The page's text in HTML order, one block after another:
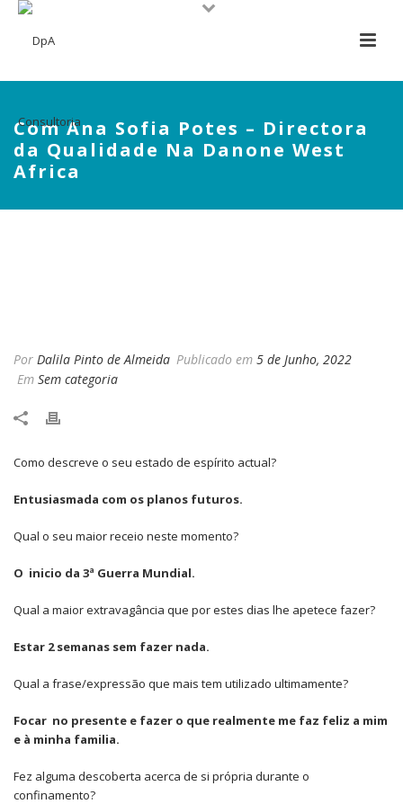
Com Ana Sofia Potes – Directora
da Qualidade Na Danone West
Africa
Por Dalila Pinto de Almeida Publicado em 5 de Junho, 2022
Em Sem categoria
Como descreve o seu estado de espírito actual?
Entusiasmada com os planos futuros.
Qual o seu maior receio neste momento?
O inicio da 3ª Guerra Mundial.
Qual a maior extravagância que por estes dias lhe apetece fazer?
Estar 2 semanas sem fazer nada.
Qual a frase/expressão que mais tem utilizado ultimamente?
Focar no presente e fazer o que realmente me faz feliz a mim
e à minha familia.
Fez alguma descoberta acerca de si própria durante o
confinamento?